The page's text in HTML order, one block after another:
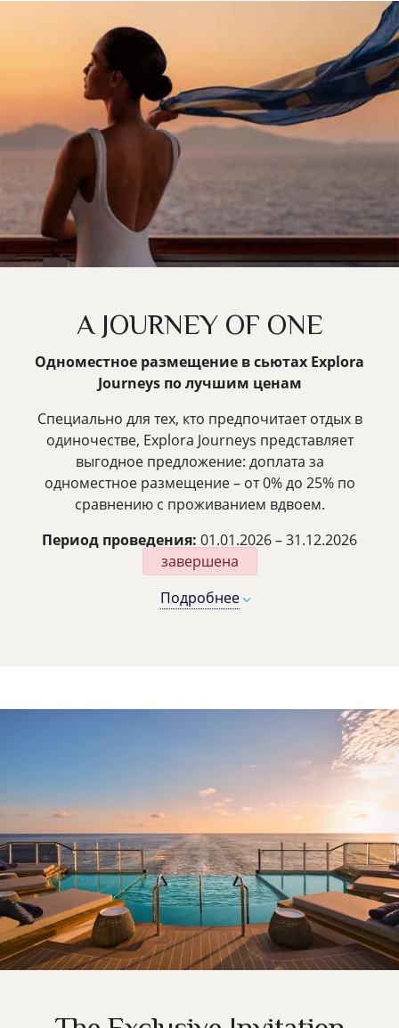
A JOURNEY OF ONE
Одноместное размещение в сьютах Explora
Journeys по лучшим ценам
Специально для тех, кто предпочитает отдых в
одиночестве, Explora Journeys представляет
выгодное предложение: доплата за
одноместное размещение – от 0% до 25% по
сравнению с проживанием вдвоем.
Период проведения: 01.01.2026 – 31.12.2026
завершена
Подробнее